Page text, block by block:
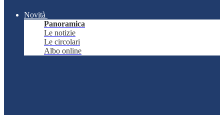
Novità
Panoramica
Le notizie
Le circolari
Albo online